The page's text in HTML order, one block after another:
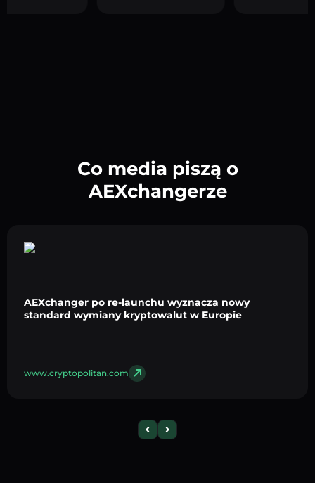
Co media piszą o
AEXchangerze
AEXchanger po re-launchu wyznacza nowy
standard wymiany kryptowalut w Europie
www.cryptopolitan.com